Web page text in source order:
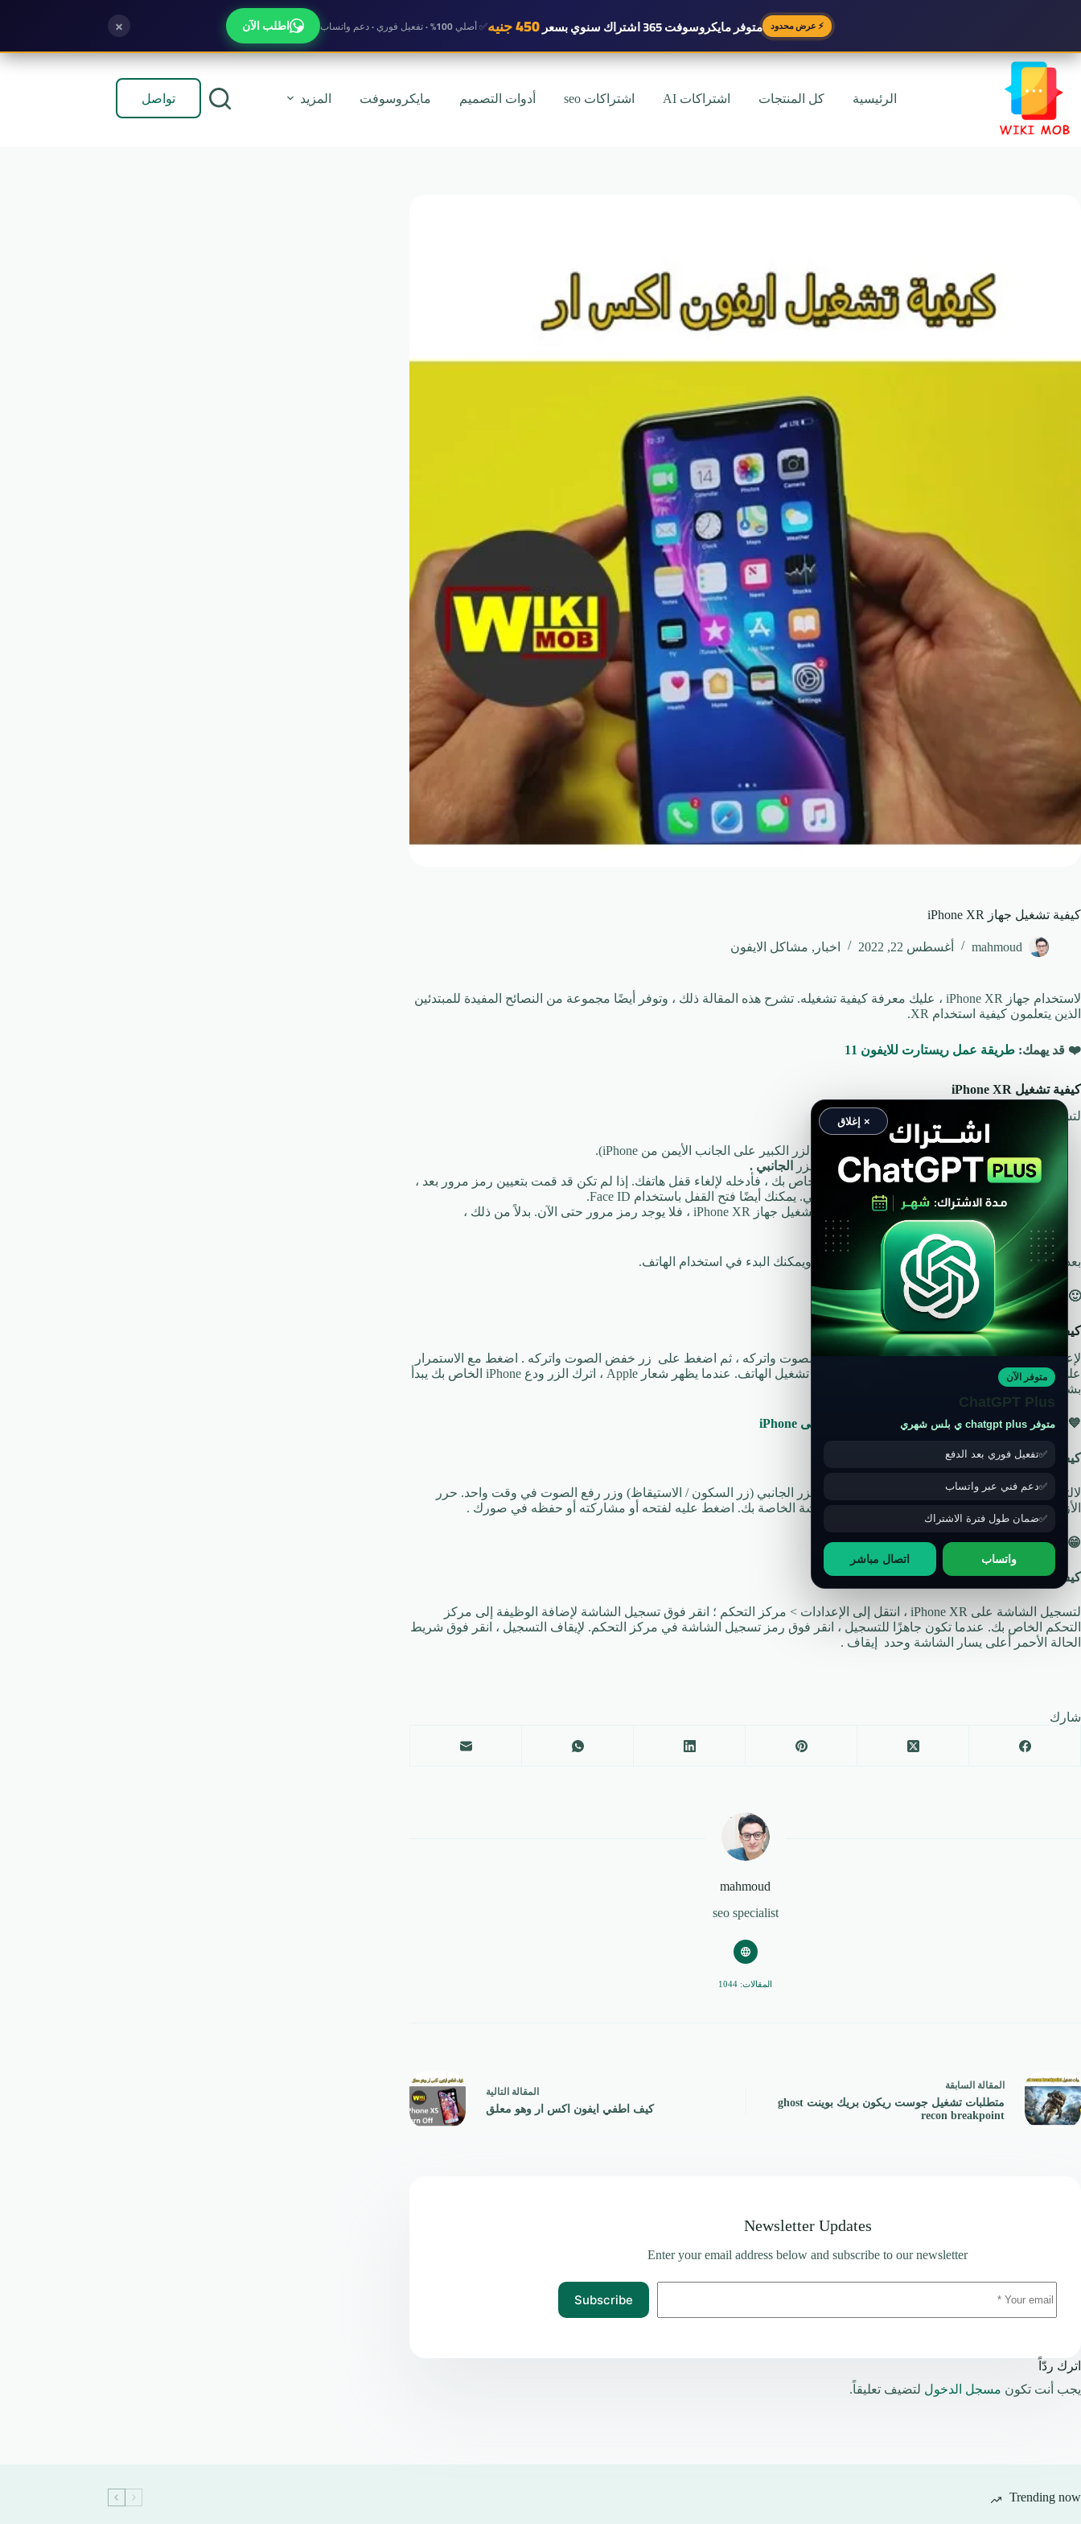
× ⚡ عرض محدود متوفرمايكروسوفت 365 اشتراك سنوي بسعر450 جنيه ✅ أصلي 100% · تفعيل فوري · دعم واتساب اطلب الآن
التجاوز
المحتوى
الرئيسية كل المنتجات اشتراكات AI اشتراكات seo أدوات التصميم مايكروسوفت المزيد تواصل
كيفية تشغيل جهاز iPhone XR
mahmoud أغسطس 22, 2022 اخبار , مشاكل الايفون
لاستخدام جهاز iPhone XR ، عليك معرفة كيفية تشغيله. تشرح هذه المقالة ذلك ، وتوفر أيضًا مجموعة من النصائح المفيدة للمبتدئين
الذين يتعلمون كيفية استخدام XR.
❤️ قد يهمك: طريقة عمل ريستارت للايفون 11
كيفية تشغيل
لتشغيل iPhone XR ، اتبع الخطوات التالية:
اضغط مع الاستمرار على الزر
(هذا هو الزر الكبير على الجانب الأيمن من iPhone).
عندما يظهر شعار Apple على الشاشة ، اترك الزر
الجانبي .
إذا قمت بتعيين رمز مرور على جهاز iPhone الخاص بك ، فأدخله لإلغاء قفل هاتفك. إذا لم تكن قد قمت بتعيين رمز مرور بعد ،
فسنشرح لك سبب وجوب ذلك في القسم التالي. يمكنك أيضًا فتح القفل باستخدام Face ID.
إذا كانت هذه هي المرة الأولى التي تقوم فيها بتشغيل جهاز iPhone XR ، فلا يوجد رمز مرور حتى الآن. بدلاً من ذلك ،
اتبع إرشادات إعداد iPhone هذه أولاً.
بعد فتح القفل ، ستكون على شاشة iPhone الرئيسية ويمكنك البدء في استخدام الهاتف.
🙂 اقرأ ايضا: إغلاق الايفون بدون لمس
كيف أقوم بإعادة ضبط جهازiPhone XR؟
لإعادة ضبط جهاز iPhone XR ، اضغط على زر رفع الصوت واتركه ، ثم اضغط على زر خفض الصوت واتركه . اضغط مع الاستمرار
على زر السكون / الاستيقاظ (الجانبي) حتى يتم إعادة تشغيل الهاتف. عندما يظهر شعار Apple ، اترك الزر ودع iPhone الخاص بك يبدأ
بشكل طبيعي.
💙 هذا سوف يهمك ايضا: كيفية حذف حساب POF على iPhone
كيف يمكنني التقاط لقطة شاشة على
لالتقاط لقطة شاشة على iPhone XR ، اضغط على الزر الجانبي (زر السكون / الاستيقاظ) وزر رفع الصوت في وقت واحد. حرر
الأزرار بسرعة. سترى صورة مصغرة من لقطة الشاشة الخاصة بك. اضغط عليه لفتحه أو مشاركته أو حفظه في صورك .
😁 اقرأ ايضا:عدم ظهور الإشعارات في الآيفون
كيف يمكنني تسجيل الشاشة علىiPhone XR؟
لتسجيل الشاشة على iPhone XR ، انتقل إلى الإعدادات > مركز التحكم ؛ انقر فوق تسجيل الشاشة لإضافة الوظيفة إلى مركز
التحكم الخاص بك. عندما تكون جاهزًا للتسجيل ، انقر فوق رمز تسجيل الشاشة في مركز التحكم. لإيقاف التسجيل ، انقر فوق شريط
الحالة الأحمر أعلى يسار الشاشة وحدد إيقاف .
شارك
mahmoud
seo specialist
المقالات: 1044
المقالة السابقة
متطلبات تشغيل جوست ريكون بريك بوينت ghost
recon breakpoint
المقالة التالية
كيف اطفي ايفون اكس ار وهو معلق
Newsletter Updates
Enter your email address below and subscribe to our newsletter
Subscribe
اترك ردّاً
يجب أنت تكون مسجل الدخول لتضيف تعليقاً.
Trending now
× إغلاق
متوفر الآن
ChatGPT Plus
متوفر chatgpt plus ي بلس شهري
تفعيل فوري بعد الدفع
دعم فني عبر واتساب
ضمان طول فترة الاشتراك
واتساب اتصال مباشر